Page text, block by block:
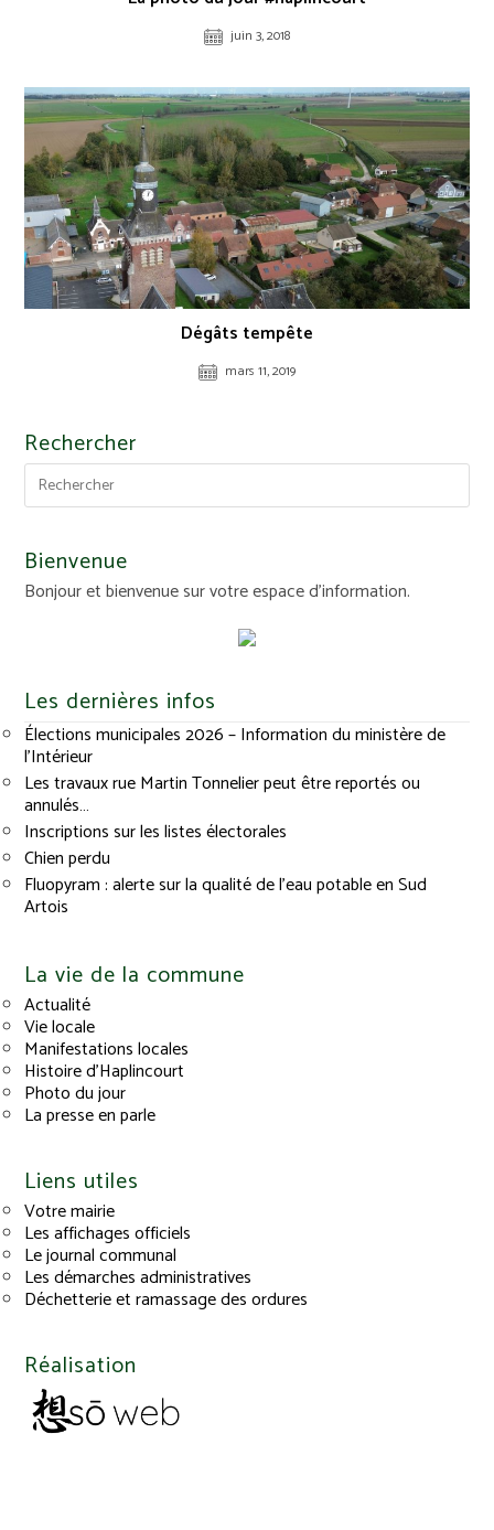
juin 3, 2018
Dégâts tempête
mars 11, 2019
Rechercher
Bienvenue
Bonjour et bienvenue sur votre espace d'information.
Les dernières infos
Élections municipales 2026 – Information du ministère de
l’Intérieur
Les travaux rue Martin Tonnelier peut être reportés ou
annulés…
Inscriptions sur les listes électorales
Chien perdu
Fluopyram : alerte sur la qualité de l’eau potable en Sud
Artois
La vie de la commune
Actualité
Vie locale
Manifestations locales
Histoire d’Haplincourt
Photo du jour
La presse en parle
Liens utiles
Votre mairie
Les affichages officiels
Le journal communal
Les démarches administratives
Déchetterie et ramassage des ordures
Réalisation